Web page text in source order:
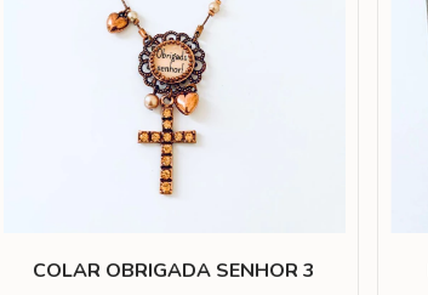
COLAR OBRIGADA SENHOR 3